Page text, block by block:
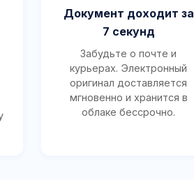
Документ доходит за
7 секунд
Забудьте о почте и
курьерах. Электронный
оригинал доставляется
мгновенно и хранится в
облаке бессрочно.